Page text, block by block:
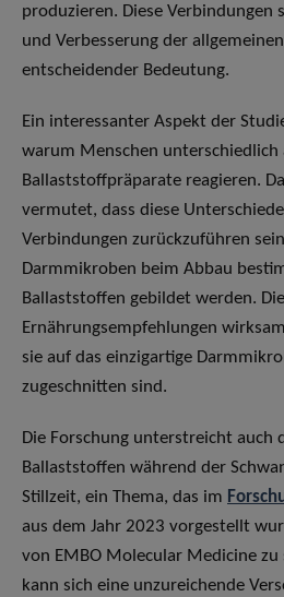
produzieren. Diese Verbindungen
und Verbesserung der
entscheidender Bedeutung.
Ein interessanter Aspekt der
warum Menschen unterschiedlich
Ballaststoffpräparate reagieren.
vermutet, dass diese
Verbindungen zurückzuführen
Darmmikroben beim Abbau
Ballaststoffen gebildet werden.
Ernährungsempfehlungen
sie auf das einzigartige
zugeschnitten sind.
Die Forschung unterstreicht auch
Ballaststoffen während der
Stillzeit, ein Thema, das im
aus dem Jahr 2023 vorgestellt
von EMBO Molecular Medicine zu
kann sich eine unzureichende